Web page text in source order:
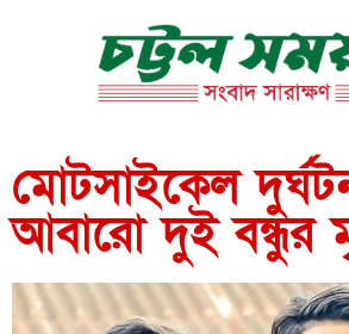
মোটসাইকেল
আবারো দুই বন্ধুর